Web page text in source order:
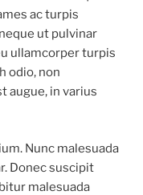
ac turpis
ut pulvinar
ullamcorper turpis
odio, non
augue, in varius
Nunc malesuada
Donec suscipit
malesuada